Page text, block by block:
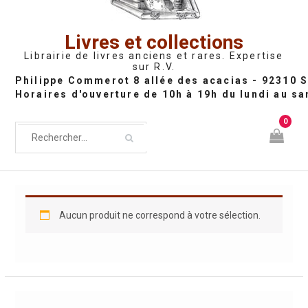
Livres et collections
Librairie de livres anciens et rares. Expertise
sur R.V.
0
Aucun produit ne correspond à votre sélection.